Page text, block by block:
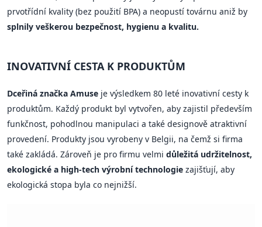
prvotřídní kvality (bez použití BPA) a neopustí továrnu aniž by
splnily veškerou bezpečnost, hygienu a kvalitu.
INOVATIVNÍ CESTA K PRODUKTŮM
Dceřiná značka Amuse je výsledkem 80 leté inovativní cesty k
produktům. Každý produkt byl vytvořen, aby zajistil především
funkčnost, pohodlnou manipulaci a také designově atraktivní
provedení. Produkty jsou vyrobeny v Belgii, na čemž si firma
také zakládá. Zároveň je pro firmu velmi důležitá udržitelnost,
ekologické a high-tech výrobní technologie zajišťují, aby
ekologická stopa byla co nejnižší.